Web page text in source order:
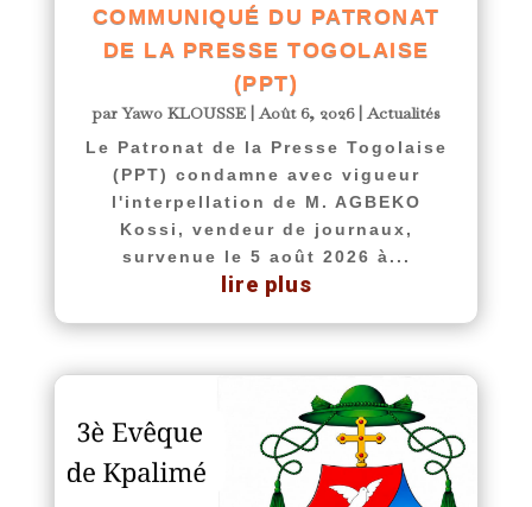
COMMUNIQUÉ DU PATRONAT
DE LA PRESSE TOGOLAISE
(PPT)
parYawo KLOUSSE|Août 6, 2026|Actualités
Le Patronat de la Presse Togolaise
(PPT) condamne avec vigueur
l'interpellation de M. AGBEKO
Kossi, vendeur de journaux,
survenue le 5 août 2026 à...
lire plus